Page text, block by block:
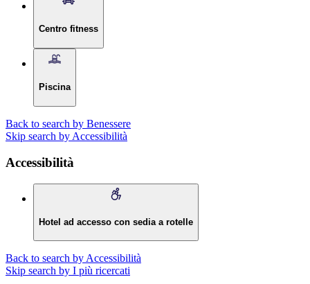
Centro fitness
Piscina
Back to search by Benessere
Skip search by Accessibilità
Accessibilità
Hotel ad accesso con sedia a rotelle
Back to search by Accessibilità
Skip search by I più ricercati